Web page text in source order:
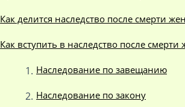
Как делится наследство после смерти
Как вступить в наследство после смерти
Наследование по завещанию
Наследование по закону